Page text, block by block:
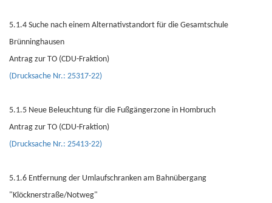
5.1.4 Suche nach einem Alternativstandort für die Gesamtschule
Brünninghausen
Antrag zur TO (CDU-Fraktion)
(Drucksache Nr.: 25317-22)
5.1.5 Neue Beleuchtung für die Fußgängerzone in Hombruch
Antrag zur TO (CDU-Fraktion)
(Drucksache Nr.: 25413-22)
5.1.6 Entfernung der Umlaufschranken am Bahnübergang
"Klöcknerstraße/Notweg"